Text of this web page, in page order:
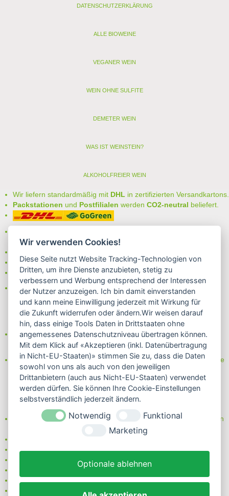
DATENSCHUTZERKLÄRUNG
ALLE BIOWEINE
VEGANER WEIN
WEIN OHNE SULFITE
DEMETER WEIN
WAS IST WEINSTEIN?
ALKOHOLFREIER WEIN
Wir liefern standardmäßig mit DHL in zertifizierten Versandkartons.
Packstationen und Postfilialen werden CO2-neutral beliefert.
auswählen:
- Rechnung
- Lastschrift/Bankeinzug
Das Internetsiegel "GEPRÜFTER SHOP – Sicher einkaufen":
Partner von:
Wine in Moderation - bewußt genießen
Erfahren Sie mehr über Biowein in unserem Blog oder Folgen Sie
uns!
Blog
Facebook
Instagram
Neben einem ausgesuchten Sortiment an Biowein, Biospirituosen
und Biofeinkost bieten wir Ihnen u.a. folgende
nur 5,79 EUR Versand (DE)
ab 95 EUR frei Haus (DE)
14 Tage Rückgaberecht
sichere Zahlung
Kauf auf Rechnung
Wir verwenden Cookies!
Diese Seite nutzt Website Tracking-Technologien von
Dritten, um ihre Dienste anzubieten, stetig zu
verbessern und Werbung entsprechend der Interessen
der Nutzer anzuzeigen. Ich bin damit einverstanden
und kann meine Einwilligung jederzeit mit Wirkung für
die Zukunft widerrufen oder ändern.Wir weisen darauf
hin, dass einige Tools Daten in Drittstaaten ohne
angemessenes Datenschutzniveau übertragen können.
Mit dem Klick auf «Akzeptieren (inkl. Datenübertragung
in Nicht-EU-Staaten)» stimmen Sie zu, dass die Daten
sowohl von uns als auch von den jeweiligen
Drittanbietern (auch aus Nicht-EU-Staaten) verwendet
werden dürfen. Sie können Ihre Cookie-Einstellungen
selbstverständlich jederzeit ändern.
Notwendig
Funktional
Marketing
Optionale ablehnen